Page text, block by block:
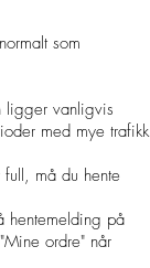
som
ligger vanligvis
med mye trafikk
må du hente
hentemelding på
ordre" når